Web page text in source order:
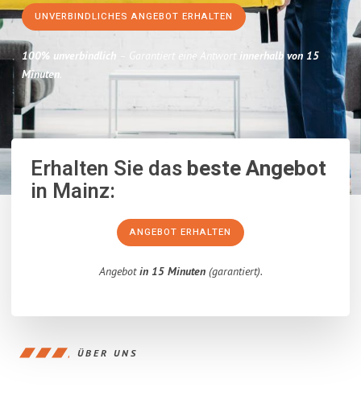
UNVERBINDLICHES ANGEBOT ERHALTEN
100% unverbindlich – Garantiert eine Antwort innerhalb von 15
Minuten.
Erhalten Sie dasbeste Angebot
in Mainz:
ANGEBOT ERHALTEN
Angebotin 15 Minuten(garantiert).
ÜBER UNS